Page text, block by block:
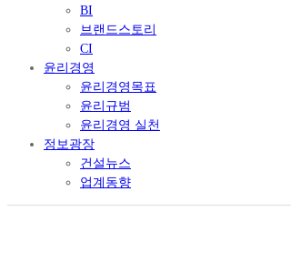
BI
브랜드스토리
CI
윤리경영
윤리경영목표
윤리규범
윤리경영 실천
정보광장
건설뉴스
업계동향